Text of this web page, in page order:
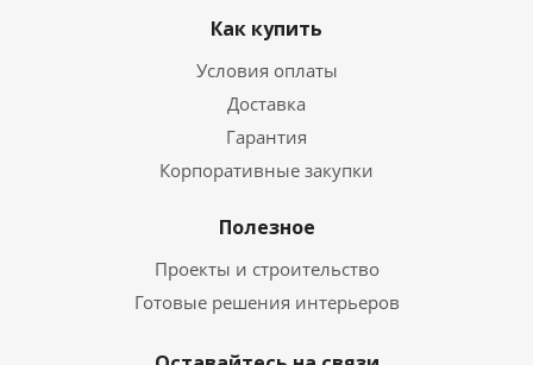
Как купить
Условия оплаты
Доставка
Гарантия
Корпоративные закупки
Полезное
Проекты и строительство
Готовые решения интерьеров